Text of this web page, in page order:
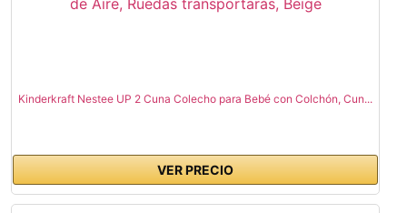
Kinderkraft Nestee UP 2 Cuna Colecho para Bebé con Colchón, Cun...
VER PRECIO